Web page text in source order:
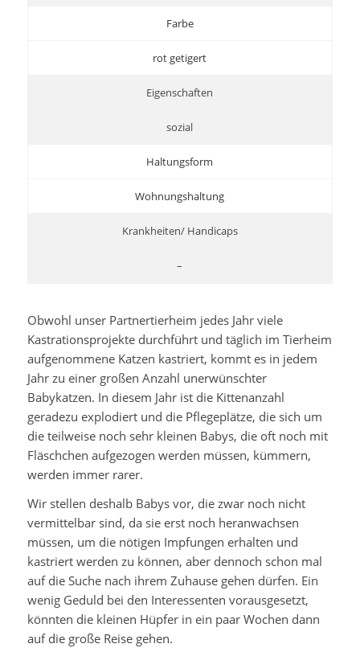
Farbe
rot getigert
Eigenschaften
sozial
Haltungsform
Wohnungshaltung
Krankheiten/ Handicaps
–
Obwohl unser Partnertierheim jedes Jahr viele
Kastrationsprojekte durchführt und täglich im Tierheim
aufgenommene Katzen kastriert, kommt es in jedem
Jahr zu einer großen Anzahl unerwünschter
Babykatzen. In diesem Jahr ist die Kittenanzahl
geradezu explodiert und die Pflegeplätze, die sich um
die teilweise noch sehr kleinen Babys, die oft noch mit
Fläschchen aufgezogen werden müssen, kümmern,
werden immer rarer.
Wir stellen deshalb Babys vor, die zwar noch nicht
vermittelbar sind, da sie erst noch heranwachsen
müssen, um die nötigen Impfungen erhalten und
kastriert werden zu können, aber dennoch schon mal
auf die Suche nach ihrem Zuhause gehen dürfen. Ein
wenig Geduld bei den Interessenten vorausgesetzt,
könnten die kleinen Hüpfer in ein paar Wochen dann
auf die große Reise gehen.